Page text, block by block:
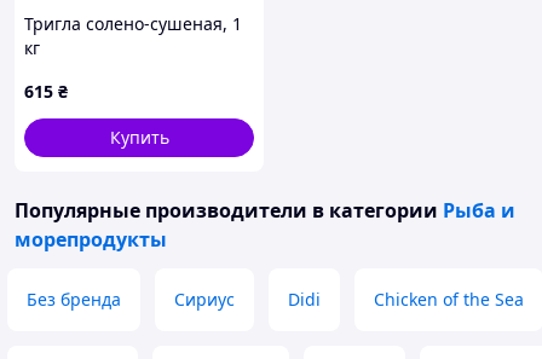
Тригла солено-сушеная, 1
кг
615 ₴
Купить
Популярные производители в категории Рыба и
морепродукты
Без бренда Сириус Didi Chicken of the Sea